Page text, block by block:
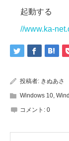
起動する
//www.ka-
投稿者: きぬあさ
Windows 10,
コメント: 0